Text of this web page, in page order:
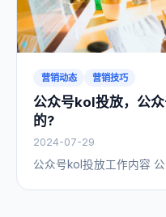
营销动态 营销技巧
公众号kol投放，公
的?
2024-07-29
公众号kol投放工作内容